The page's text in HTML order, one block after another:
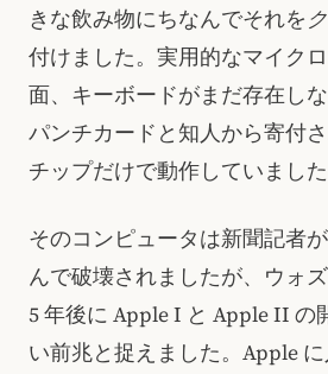
きな飲み物にちなんでそれを
付けました。実用的なマイク
面、キーボードがまだ存在しな
パンチカードと知人から寄付
チップだけで動作していました
そのコンピュータは新聞記者
んで破壊されましたが、ウォ
5 年後に Apple I と Apple II の
い前兆と捉えました。Apple